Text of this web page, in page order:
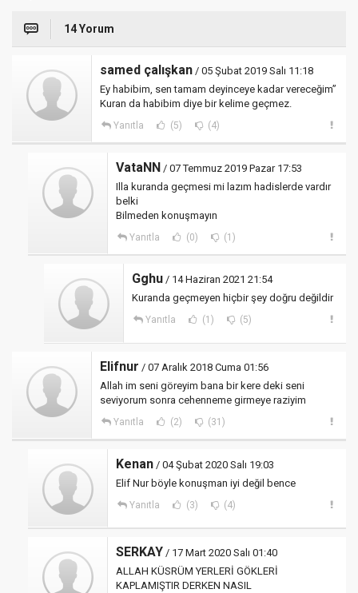
14 Yorum
samed çalışkan / 05 Şubat 2019 Salı 11:18
Ey habibim, sen tamam deyinceye kadar vereceğim”
Kuran da habibim diye bir kelime geçmez.
Yanıtla (5) (4)
VataNN / 07 Temmuz 2019 Pazar 17:53
Illa kuranda geçmesi mi lazım hadislerde vardır
belki
Bilmeden konuşmayın
Yanıtla (0) (1)
Gghu / 14 Haziran 2021 21:54
Kuranda geçmeyen hiçbir şey doğru değildir
Yanıtla (1) (5)
Elifnur / 07 Aralık 2018 Cuma 01:56
Allah im seni göreyim bana bir kere deki seni
seviyorum sonra cehenneme girmeye raziyim
Yanıtla (2) (31)
Kenan / 04 Şubat 2020 Salı 19:03
Elif Nur böyle konuşman iyi değil bence
Yanıtla (3) (4)
SERKAY / 17 Mart 2020 Salı 01:40
ALLAH KÜSRÜM YERLERİ GÖKLERİ
KAPLAMIŞTIR DERKEN NASIL